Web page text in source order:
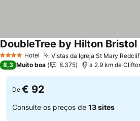
4 EstrelasHotel Vistas da Igreja St Mary
DoubleTree by Hilton
8,3 Muito boa 8.375 a 2.9 km de
De € 92
Consulte os preços de 13 sites